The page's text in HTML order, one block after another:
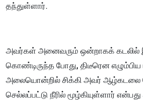
தந்துள்ளார்.
அவர்கள் அனைவரும் ஒன்றாகக் கடலில்
கொண்டிருந்த போது, திடீரென
அலையொன்றில் சிக்கி அவர் ஆழ்கடலை
செல்லப்பட்டு நீரில் மூழ்கியுள்ளார்